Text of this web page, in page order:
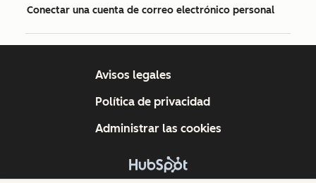
Conectar una cuenta de correo electrónico personal
Avisos legales
Política de privacidad
Administrar las cookies